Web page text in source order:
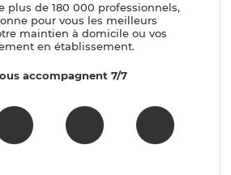
plus de 180 000 professionnels,
pour vous les meilleurs
maintien à domicile ou vos
en établissement.
accompagnent 7/7